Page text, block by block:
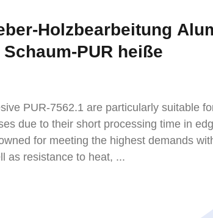
Holzbearbeitung
PUR heiße
PUR-7562.1 are particularly suitable
due to their short processing time in
for meeting the highest demands
as resistance to heat, ...